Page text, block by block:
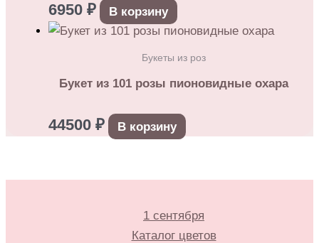
6950 ₽ В корзину
Букеты из роз
Букет из 101 розы пионовидные охара
44500 ₽ В корзину
1 сентября
Каталог цветов